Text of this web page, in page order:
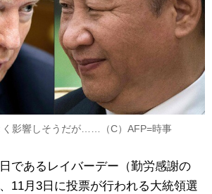
く影響しそうだが……（C）AFP=時事
であるレイバーデー（勤労感謝の
11月3日に投票が行われる大統領選